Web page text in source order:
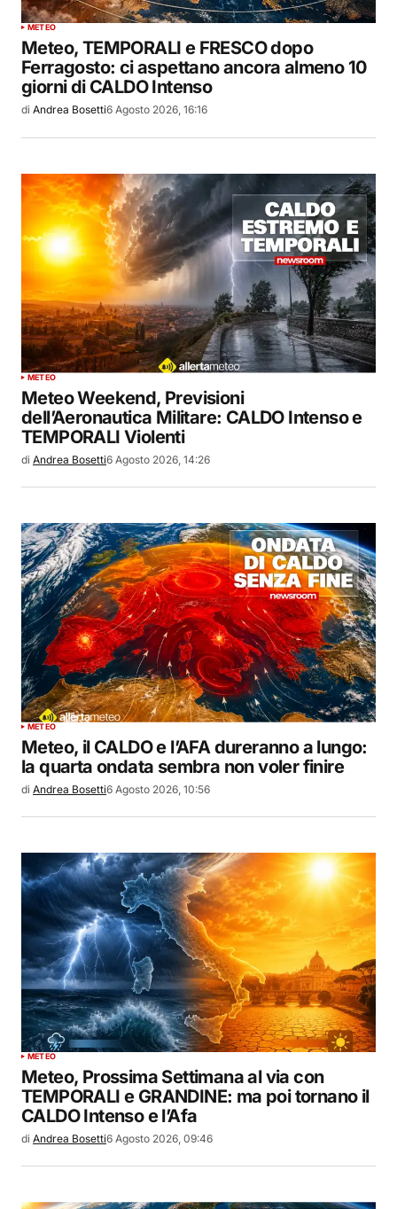
METEO
Meteo, TEMPORALI e FRESCO dopo
Ferragosto: ci aspettano ancora almeno 10
giorni di CALDO Intenso
di Andrea Bosetti6 Agosto 2026, 16:16
METEO
Meteo Weekend, Previsioni
dell’Aeronautica Militare: CALDO Intenso e
TEMPORALI Violenti
di Andrea Bosetti6 Agosto 2026, 14:26
METEO
Meteo, il CALDO e l’AFA dureranno a lungo:
la quarta ondata sembra non voler finire
di Andrea Bosetti6 Agosto 2026, 10:56
METEO
Meteo, Prossima Settimana al via con
TEMPORALI e GRANDINE: ma poi tornano il
CALDO Intenso e l’Afa
di Andrea Bosetti6 Agosto 2026, 09:46